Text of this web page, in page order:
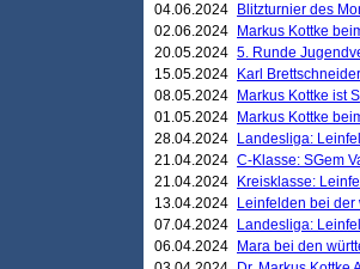
04.06.2024
Blitzturnier des
02.06.2024
Markus Kottke
20.05.2024 5. Runde
15.05.2024
Karl
08.05.2024
Markus Kottke ist
01.05.2024
Markus Kottke
28.04.2024
Landesliga:
21.04.2024 C-Klasse: SGem
21.04.2024
Kreisklasse:
13.04.2024
Leinfelden bei
07.04.2024
Landesliga:
06.04.2024
Mara bei den